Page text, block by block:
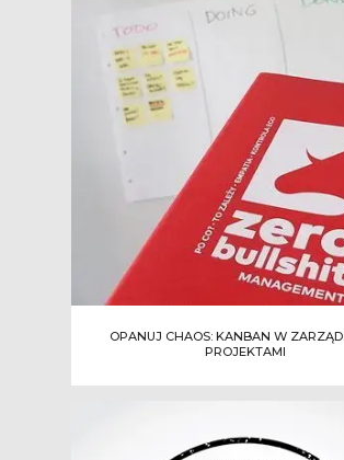
OPANUJ CHAOS: KANBAN W
PROJEKTAMI